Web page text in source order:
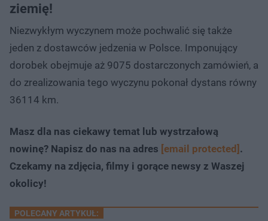
ziemię!
Niezwykłym wyczynem może pochwalić się także
jeden z dostawców jedzenia w Polsce. Imponujący
dorobek obejmuje aż 9075 dostarczonych zamówień, a
do zrealizowania tego wyczynu pokonał dystans równy
36114 km.
Masz dla nas ciekawy temat lub wystrzałową
nowinę? Napisz do nas na adres [email protected] .
Czekamy na zdjęcia, filmy i gorące newsy z Waszej
okolicy!
POLECANY ARTYKUŁ: